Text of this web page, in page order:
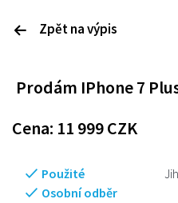
Zpět na výpis
Prodám IPhone 7
Cena: 11 999CZK
Použité
Osobní odběr